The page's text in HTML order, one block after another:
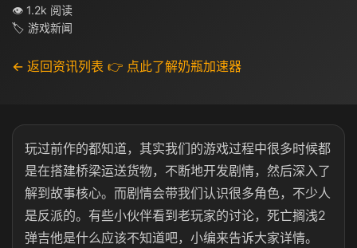
👁 1.2k 阅读
🏷 游戏新闻
← 返回资讯列表 👉 点此了解奶瓶加速器
玩过前作的都知道，其实我们的游戏过程中很多时候都
是在搭建桥梁运送货物，不断地开发剧情，然后深入了
解到故事核心。而剧情会带我们认识很多角色，不少人
是反派的。有些小伙伴看到老玩家的讨论，死亡搁浅2
弹吉他是什么应该不知道吧，小编来告诉大家详情。